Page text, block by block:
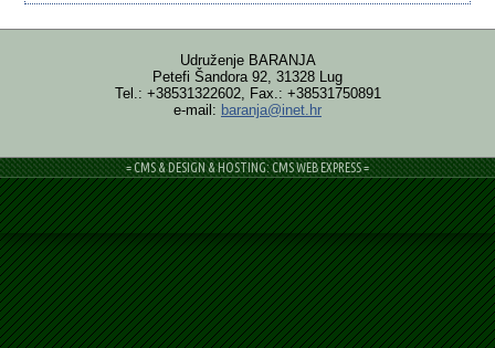
Udruženje BARANJA
Petefi Šandora 92, 31328 Lug
Tel.: +38531322602, Fax.: +38531750891
e-mail: baranja@inet.hr
= CMS & DESIGN & HOSTING: CMS WEB EXPRESS =